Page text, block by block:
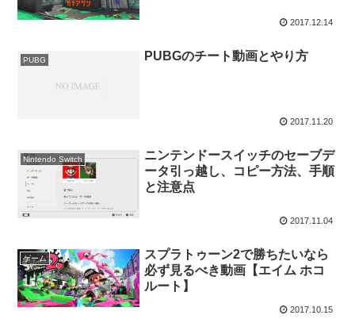
2017.12.14
PUBG PUBGのチート動画とやり方
2017.11.20
Nintendo Switch
ニンテンドースイッチのセーブデ
ータ引っ越し、コピー方法、手順
と注意点
2017.11.04
ゲーム
スプラトゥーン2で勝ちたいなら
必ず見るべき動画【エイム ホコ
ルート】
2017.10.15